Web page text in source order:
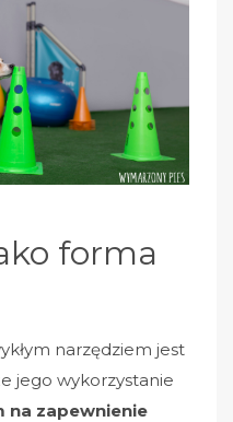
forma
narzędziem jest
jego wykorzystanie
na zapewnienie